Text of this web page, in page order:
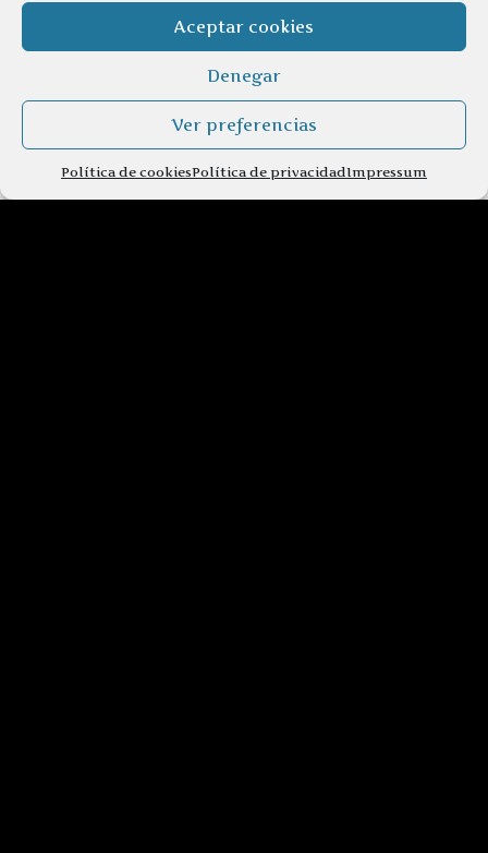
Aceptar cookies
Denegar
Ver preferencias
Política de cookiesPolítica de privacidadImpressum